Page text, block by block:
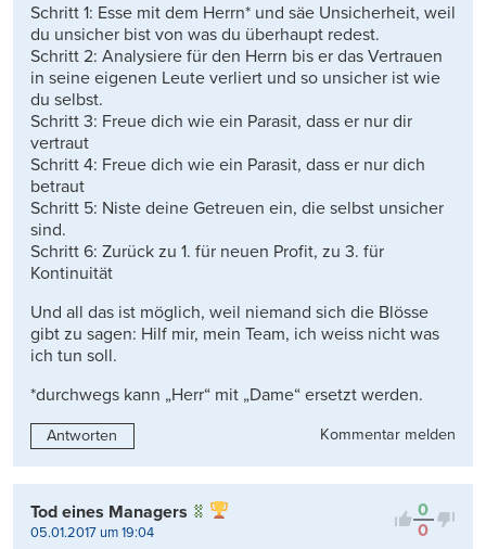
Schritt 1: Esse mit dem Herrn* und säe Unsicherheit, weil
du unsicher bist von was du überhaupt redest.
Schritt 2: Analysiere für den Herrn bis er das Vertrauen
in seine eigenen Leute verliert und so unsicher ist wie
du selbst.
Schritt 3: Freue dich wie ein Parasit, dass er nur dir
vertraut
Schritt 4: Freue dich wie ein Parasit, dass er nur dich
betraut
Schritt 5: Niste deine Getreuen ein, die selbst unsicher
sind.
Schritt 6: Zurück zu 1. für neuen Profit, zu 3. für
Kontinuität
Und all das ist möglich, weil niemand sich die Blösse
gibt zu sagen: Hilf mir, mein Team, ich weiss nicht was
ich tun soll.
*durchwegs kann „Herr“ mit „Dame“ ersetzt werden.
Antworten Kommentar melden
0
0
Tod eines Managers
05.01.2017 um 19:04